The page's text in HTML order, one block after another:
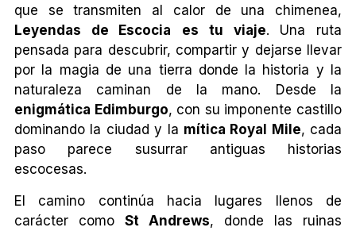
que se transmiten al calor de una chimenea,
Leyendas de Escocia
es tu viaje. Una ruta
pensada para descubrir, compartir y dejarse llevar
por la magia de una tierra donde la historia y la
naturaleza caminan de la mano. Desde la
enigmática Edimburgo, con su imponente castillo
dominando la ciudad y la mítica Royal Mile, cada
paso parece susurrar antiguas historias
escocesas.
El camino continúa hacia lugares llenos de
carácter como St Andrews, donde las ruinas